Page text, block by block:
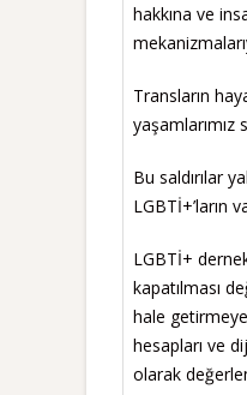
hakkına ve
Transların
yaşamlarımız
Bu saldırılar
LGBTİ+’ların
LGBTİ+
kapatılması
hale
hesapları ve
olarak